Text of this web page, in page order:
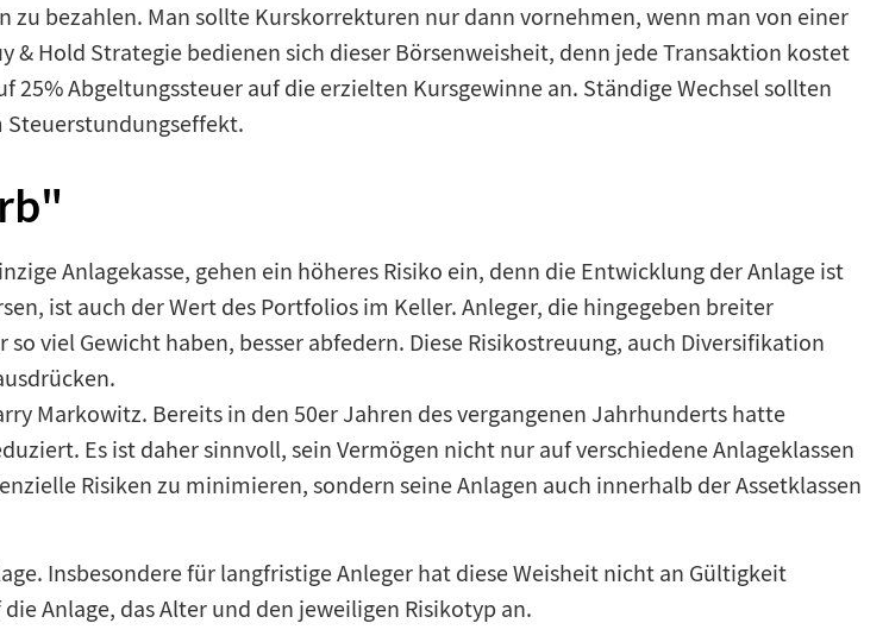
bezahlen. Man sollte Kurskorrekturen nur dann vornehmen, wenn man von einer
Hold Strategie bedienen sich dieser Börsenweisheit, denn jede Transaktion kostet
Abgeltungssteuer auf die erzielten Kursgewinne an. Ständige Wechsel sollten
Anlagekasse, gehen ein höheres Risiko ein, denn die Entwicklung der Anlage ist
ist auch der Wert des Portfolios im Keller. Anleger, die hingegeben breiter
viel Gewicht haben, besser abfedern. Diese Risikostreuung, auch Diversifikation
Markowitz. Bereits in den 50er Jahren des vergangenen Jahrhunderts hatte
Es ist daher sinnvoll, sein Vermögen nicht nur auf verschiedene Anlageklassen
Risiken zu minimieren, sondern seine Anlagen auch innerhalb der Assetklassen
Insbesondere für langfristige Anleger hat diese Weisheit nicht an Gültigkeit
Anlage, das Alter und den jeweiligen Risikotyp an.